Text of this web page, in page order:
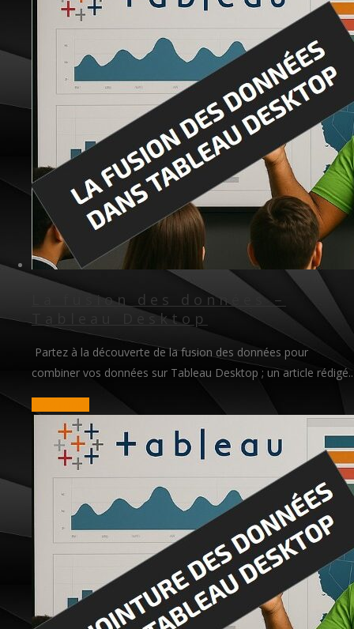
La fusion des données –
Tableau Desktop
Partez à la découverte de la fusion des données pour
combiner vos données sur Tableau Desktop ; un article rédigé..